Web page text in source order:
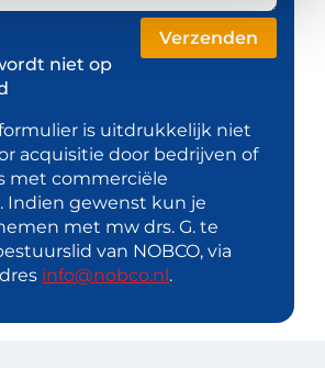
niet op
is uitdrukkelijk niet
acquisitie door bedrijven of
met commerciële
Indien gewenst kun je
met mw drs. G. te
van NOBCO, via
info@nobco.nl .